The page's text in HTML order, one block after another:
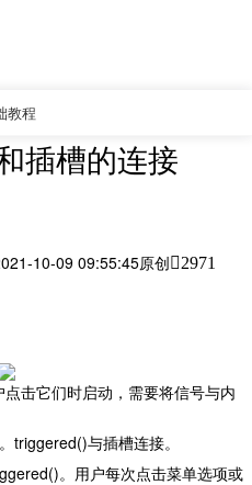
教程
插槽的连接
10-09 09:55:45原创 2971
击它们时启动，需要将信号与内
triggered()与插槽连接。
。用户每次点击菜单选项或